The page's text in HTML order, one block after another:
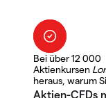
Bei über 12 000
Aktienkursen
heraus, warum